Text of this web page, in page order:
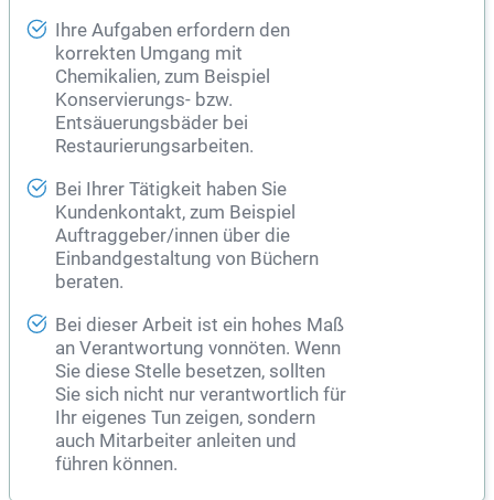
Ihre Aufgaben erfordern den
korrekten Umgang mit
Chemikalien, zum Beispiel
Konservierungs- bzw.
Entsäuerungsbäder bei
Restaurierungsarbeiten.
Bei Ihrer Tätigkeit haben Sie
Kundenkontakt, zum Beispiel
Auftraggeber/innen über die
Einbandgestaltung von Büchern
beraten.
Bei dieser Arbeit ist ein hohes Maß
an Verantwortung vonnöten. Wenn
Sie diese Stelle besetzen, sollten
Sie sich nicht nur verantwortlich für
Ihr eigenes Tun zeigen, sondern
auch Mitarbeiter anleiten und
führen können.